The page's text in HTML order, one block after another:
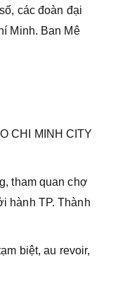
các đoàn đại
Minh. Ban Mê
CHI MINH CITY
tham quan chợ
hành TP. Thành
biệt, au revoir,